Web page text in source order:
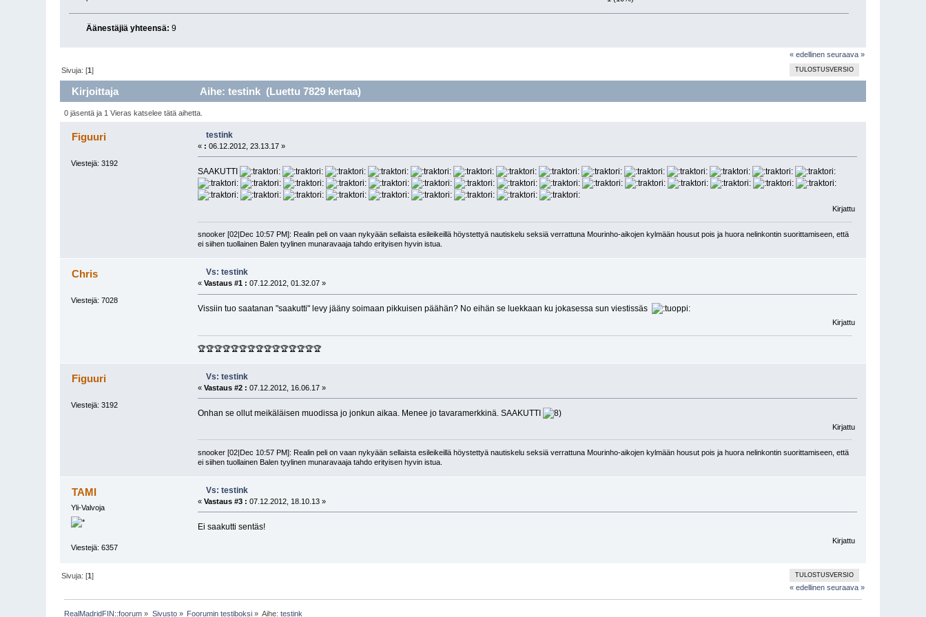
Äänestäjiä yhteensä: 9
« edellinen seuraava »
TULOSTUSVERSIO
Sivuja: [1]
Kirjoittaja Aihe: testink (Luettu 7829 kertaa)
0 jäsentä ja 1 Vieras katselee tätä aihetta.
Figuuri
Viestejä: 3192
testink
« : 06.12.2012, 23.13.17 »
SAAKUTTI
Kirjattu
snooker [02|Dec 10:57 PM]: Realin peli on vaan nykyään sellaista esileikeillä höystettyä nautiskelu seksiä verrattuna Mourinho-aikojen kylmään housut pois ja huora nelinkontin suorittamiseen, että
ei siihen tuollainen Balen tyylinen munaravaaja tahdo erityisen hyvin istua.
Chris
Viestejä: 7028
Vs: testink
« Vastaus #1 : 07.12.2012, 01.32.07 »
Vissiin tuo saatanan "saakutti" levy jääny soimaan pikkuisen päähän? No eihän se luekkaan ku jokasessa sun viestissäs
Kirjattu
🏆🏆🏆🏆🏆🏆🏆🏆🏆🏆🏆🏆🏆🏆🏆
Figuuri
Viestejä: 3192
Vs: testink
« Vastaus #2 : 07.12.2012, 16.06.17 »
Onhan se ollut meikäläisen muodissa jo jonkun aikaa. Menee jo tavaramerkkinä. SAAKUTTI
Kirjattu
snooker [02|Dec 10:57 PM]: Realin peli on vaan nykyään sellaista esileikeillä höystettyä nautiskelu seksiä verrattuna Mourinho-aikojen kylmään housut pois ja huora nelinkontin suorittamiseen, että
ei siihen tuollainen Balen tyylinen munaravaaja tahdo erityisen hyvin istua.
TAMI
Yli-Valvoja
Viestejä: 6357
Vs: testink
« Vastaus #3 : 07.12.2012, 18.10.13 »
Ei saakutti sentäs!
Kirjattu
TULOSTUSVERSIO
Sivuja: [1]
« edellinen seuraava »
RealMadridFIN::foorum » Sivusto» Foorumin testiboksi » Aihe:testink